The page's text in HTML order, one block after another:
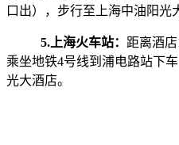
口出），步行至上海中油阳光
5.上海火车站： 距离酒
乘坐地铁4号线到浦电路站下
光大酒店。